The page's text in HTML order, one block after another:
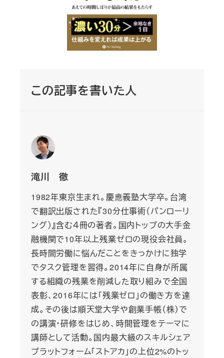
この記事を書いた人
滝川 徹
1982年東京生まれ。慶應義塾大学卒。台湾
で翻訳出版された『30分仕事術（パンローリ
ング）』含む４冊の著者。国内トップの大手金
融機関で10年以上残業ゼロの現役会社員。
長時間労働に悩んだことをきっかけに独学
でタスク管理を習得。2014年に自身が所属
する組織の残業を削減した取り組みで全国
表彰、2016年には「残業ゼロ」の働き方を達
成。その後は順天堂大学や創業手帳（株）で
の講演・研修をはじめ、時間管理をテーマに
講師として活動。国内最大級のスキルシェア
プラットフォーム「ストアカ」の上位2%のトッ